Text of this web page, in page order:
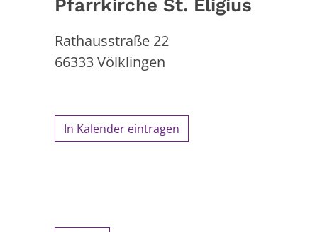
Pfarrkirche St. Eligius
Rathausstraße 22
66333Völklingen
In Kalender eintragen